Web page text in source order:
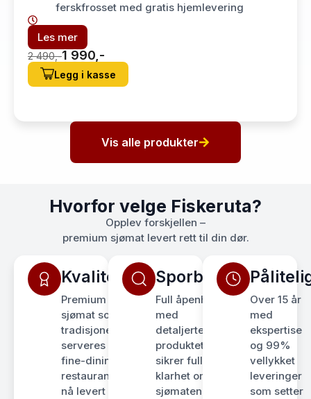
ferskfrosset med gratis hjemlevering
Les mer
2 490,-1 990,-
Legg i kasse
Vis alle produkter
Hvorfor velge Fiskeruta?
Opplev forskjellen –
premium sjømat levert rett til din dør.
Kvalitet
Premium
sjømat som
tradisjonelt
serveres i
fine-dining
restauranter,
nå levert
Sporbarhet
Full åpenhet
med
detaljerte
produktetiketter
sikrer full
klarhet om
sjømaten
Over 15 år
med
ekspertise
og 99%
vellykket
leveringer
som setter